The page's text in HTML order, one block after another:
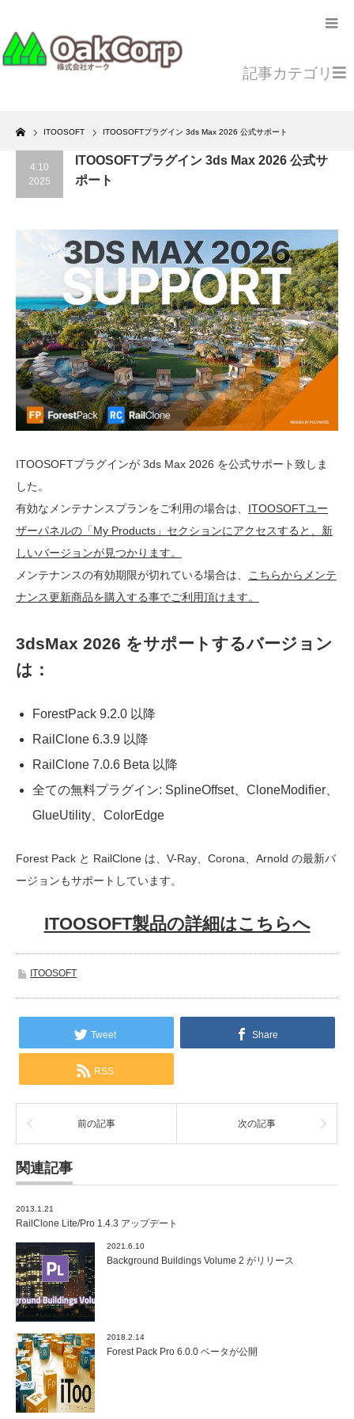
Home
ITOOSOFT ITOOSOFTプラグイン 3ds Max 2026 公式サポート
記事カテゴリ
4.10
2025
ITOOSOFTプラグイン 3ds Max 2026 公式サ
ポート
ITOOSOFTプラグインが 3ds Max 2026 を公式サポート致しま
した。
有効なメンテナンスプランをご利用の場合は、 ITOOSOFTユー
ザーパネルの「My Products」セクションにアクセスすると、新
しいバージョンが見つかります。
メンテナンスの有効期限が切れている場合は、
こちらからメンテ
ナンス更新商品を購入する事でご利用頂けます。
3dsMax 2026 をサポートするバージョン
は：
ForestPack 9.2.0 以降
RailClone 6.3.9 以降
RailClone 7.0.6 Beta 以降
全ての無料プラグイン: SplineOffset、CloneModifier、
GlueUtility、ColorEdge
Forest Pack と RailClone は、V-Ray、Corona、Arnold の最新バ
ージョンもサポートしています。
ITOOSOFT製品の詳細はこちらへ
ITOOSOFT
Tweet Share
RSS
前の記事 次の記事
関連記事
2013.1.21
RailClone Lite/Pro 1.4.3 アップデート
2021.6.10
Background Buildings Volume 2 がリリース
2018.2.14
Forest Pack Pro 6.0.0 ベータが公開